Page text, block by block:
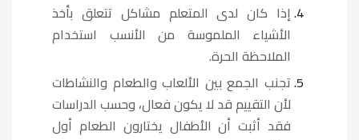
إذا كان لدى المتعلم مشاكل تتعلق بأخذ
الأشياء الملموسة من الأنسب استخدام
الملاحظة الحرة.
تجنب الجمع بين الألعاب والطعام والنشاطات
لأن التقييم قد لا يكون فعال، وحسب الدراسات
فقد أثبت أن الأطفال يختارون الطعام أول